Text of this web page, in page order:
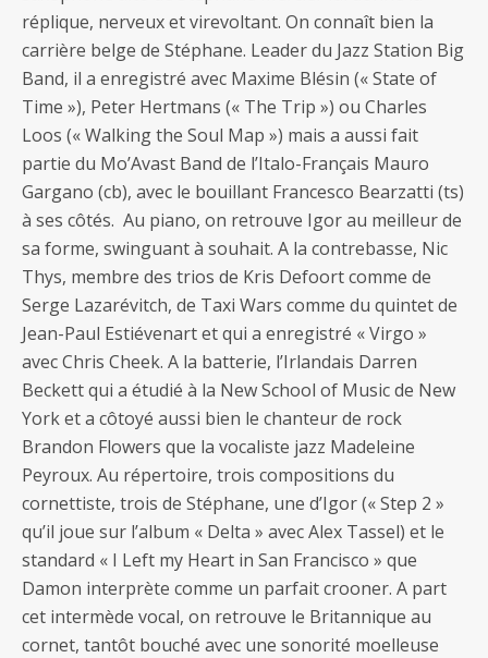
réplique, nerveux et virevoltant. On connaît bien la
carrière belge de Stéphane. Leader du Jazz Station Big
Band, il a enregistré avec Maxime Blésin (« State of
Time »), Peter Hertmans (« The Trip ») ou Charles
Loos (« Walking the Soul Map ») mais a aussi fait
partie du Mo’Avast Band de l’Italo-Français Mauro
Gargano (cb), avec le bouillant Francesco Bearzatti (ts)
à ses côtés. Au piano, on retrouve Igor au meilleur de
sa forme, swinguant à souhait. A la contrebasse, Nic
Thys, membre des trios de Kris Defoort comme de
Serge Lazarévitch, de Taxi Wars comme du quintet de
Jean-Paul Estiévenart et qui a enregistré « Virgo »
avec Chris Cheek. A la batterie, l’Irlandais Darren
Beckett qui a étudié à la New School of Music de New
York et a côtoyé aussi bien le chanteur de rock
Brandon Flowers que la vocaliste jazz Madeleine
Peyroux. Au répertoire, trois compositions du
cornettiste, trois de Stéphane, une d’Igor (« Step 2 »
qu’il joue sur l’album « Delta » avec Alex Tassel) et le
standard « I Left my Heart in San Francisco » que
Damon interprète comme un parfait crooner. A part
cet intermède vocal, on retrouve le Britannique au
cornet, tantôt bouché avec une sonorité moelleuse